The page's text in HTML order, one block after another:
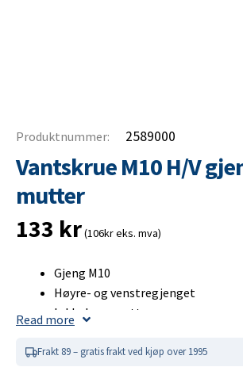
Produktnummer: 2589000
Vantskrue M10 H/V
mutter
133 kr(106kr eks. mva)
Gjeng M10
Høyre- og venstregjenget
Inkluderer mutter
Vantskrue M10 H/V
Read more
Frakt 89 – gratis frakt ved kjøp over 1995